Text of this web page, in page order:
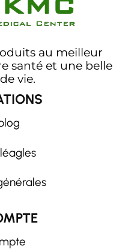
au meilleur
santé et une belle
vie.